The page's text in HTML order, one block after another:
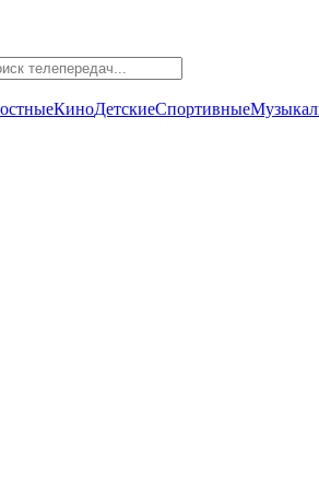
КиноДетскиеСпортивные